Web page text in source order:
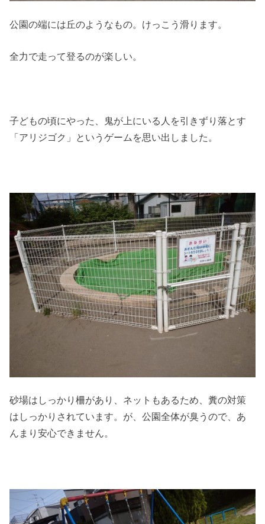
公園の端には丘のようなもの。けっこう滑ります。
全力で走って登るのが楽しい。
子どもの頃にやった、鬼が上にいる人を引きずり落とす
「アリジゴク」というゲームを思い出しました。
砂場はしっかり柵があり、ネットもあるため、糞の対策
はしっかりされています。が、公園全体が臭うので、あ
んまり安心できません。